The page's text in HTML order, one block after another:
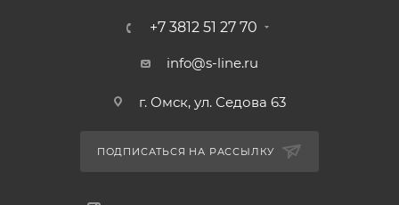
+7 3812 51 27 70
info@s-line.ru
г. Омск, ул. Седова 63
ПОДПИСАТЬСЯ НА РАССЫЛКУ